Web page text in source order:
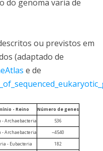
do genoma varia de
ou previstos em
(adaptado de
e de
- Reino
Número de genes
- Archaebacteria
536
- Archaebacteria
~4540
- Eubacteria
182